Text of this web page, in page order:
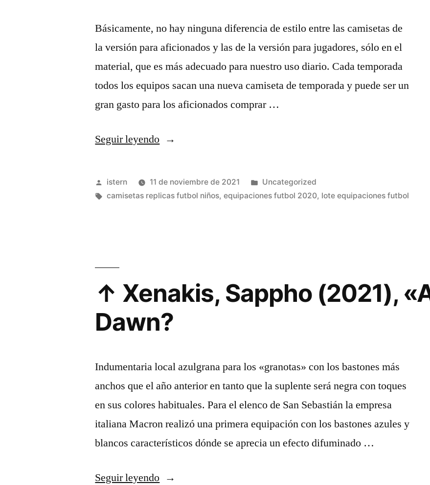
Básicamente, no hay ninguna diferencia de estilo entre las camisetas de
la versión para aficionados y las de la versión para jugadores, sólo en el
material, que es más adecuado para nuestro uso diario. Cada temporada
todos los equipos sacan una nueva camiseta de temporada y puede ser un
gran gasto para los aficionados comprar …
Seguir leyendo«Club
De
La
Publicado
por
istern 11 de noviembre de 2021
Publicado
en
Uncategorized
Etiquetas:
camisetas replicas futbol niños,equipaciones futbol 2020, lote equipaciones futbol
↑ Xenakis, Sappho (2021),
Dawn?
Indumentaria local azulgrana para los «granotas» con los bastones más
anchos que el año anterior en tanto que la suplente será negra con toques
en sus colores habituales. Para el elenco de San Sebastián la empresa
italiana Macron realizó una primera equipación con los bastones azules y
blancos característicos dónde se aprecia un efecto difuminado …
Seguir leyendo«↑